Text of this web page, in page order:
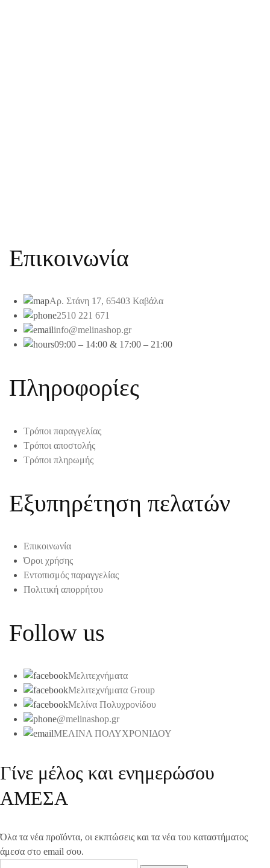
Επικοινωνία
Αρ. Στάνη 17, 65403 Καβάλα
2510 221 671
info@melinashop.gr
09:00 – 14:00 & 17:00 – 21:00
Πληροφορίες
Τρόποι παραγγελίας
Τρόποι αποστολής
Τρόποι πληρωμής
Εξυπηρέτηση πελατών
Επικοινωνία
Όροι χρήσης
Εντοπισμός παραγγελίας
Πολιτική απορρήτου
Follow us
Μελιτεχνήματα
Μελιτεχνήματα Group
Μελίνα Πολυχρονίδου
@melinashop.gr
ΜΕΛΙΝΑ ΠΟΛΥΧΡΟΝΙΔΟΥ
Γίνε μέλος και ενημερώσου
ΑΜΕΣΑ
Όλα τα νέα προϊόντα, οι εκπτώσεις και τα νέα του καταστήματος
άμεσα στο email σου.